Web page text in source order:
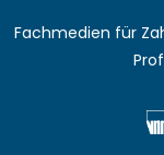
Fachmedien für